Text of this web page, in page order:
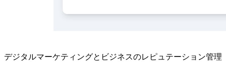
デジタルマーケティングとビジネスのレピュテーション管理